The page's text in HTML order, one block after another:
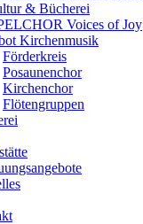
& Bücherei
Voices of Joy
Kirchenmusik
Förderkreis
Posaunenchor
Kirchenchor
Flötengruppen